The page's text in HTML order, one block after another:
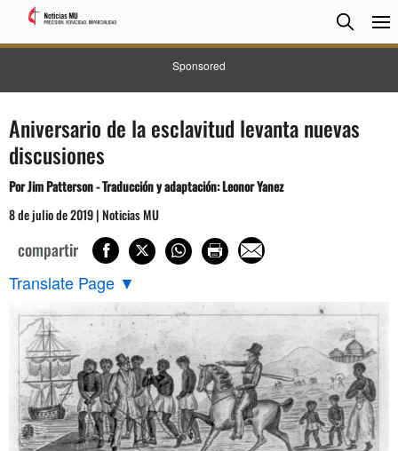
Sponsored
Search
Aniversario de la esclavitud levanta nuevas
discusiones
PorJim Patterson- Traducción y adaptación: Leonor Yanez
8 de julio de 2019 | Noticias MU
compartir
Translate Page ▼